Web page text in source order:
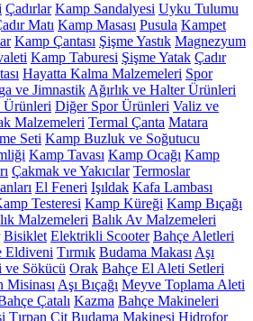
Çadırlar Kamp Sandalyesi Uyku Tulumu
Matı Kamp Masası Pusula Kampet
Kamp Çantası Şişme Yastık Magnezyum
Kamp Taburesi Şişme Yatak Çadır
Hayatta Kalma Malzemeleri Spor
ve Jimnastik Ağırlık ve Halter Ürünleri
Ürünleri Diğer Spor Ürünleri Valiz ve
Malzemeleri Termal Çanta Matara
Seti Kamp Buzluk ve Soğutucu
Kamp Tavası Kamp Ocağı Kamp
Çakmak ve Yakıcılar Termoslar
El Feneri Işıldak Kafa Lambası
Testeresi Kamp Küreği Kamp Bıçağı
Malzemeleri Balık Av Malzemeleri
Bisiklet Elektrikli Scooter Bahçe Aletleri
Eldiveni Tırmık Budama Makası Aşı
Sökücü Orak Bahçe El Aleti Setleri
Misinası Aşı Bıçağı Meyve Toplama Aleti
Çatalı Kazma Bahçe Makineleri
Tırpan Çit Budama Makinesi Hidrofor